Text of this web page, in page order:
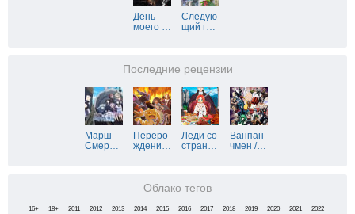
День
моего …
Следую
щий г…
Последние рецензии
Марш
Смер…
Переро
ждени…
Леди со
стран…
Ванпан
чмен /…
Облако тегов
16+ 18+ 2011 2012 2013 2014 2015 2016 2017 2018 2019 2020 2021
2022